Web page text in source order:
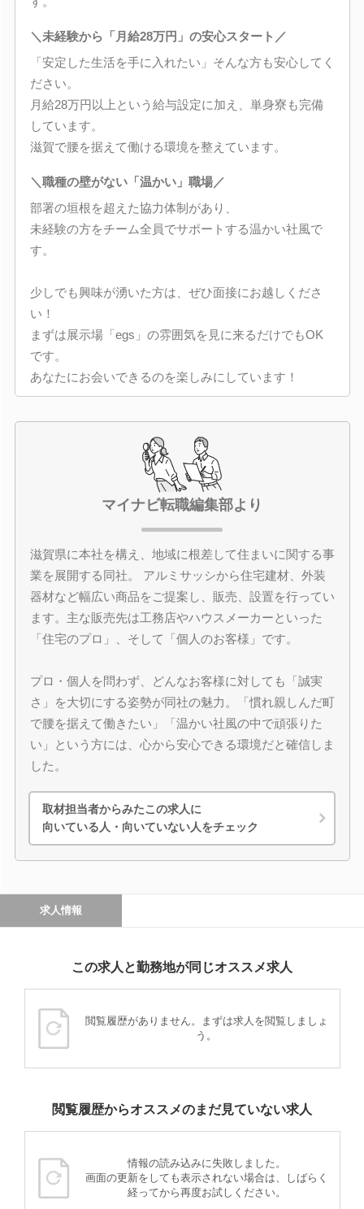
＼未経験から「月給28万円」の安心スタート／
「安定した生活を手に入れたい」そんな方も安心してく
ださい。
月給28万円以上という給与設定に加え、単身寮も完備
しています。
滋賀で腰を据えて働ける環境を整えています。
＼職種の壁がない「温かい」職場／
部署の垣根を超えた協力体制があり、
未経験の方をチーム全員でサポートする温かい社風で
す。
少しでも興味が湧いた方は、ぜひ面接にお越しくださ
い！
まずは展示場「egs」の雰囲気を見に来るだけでもOK
です。
あなたにお会いできるのを楽しみにしています！
マイナビ転職編集部より
滋賀県に本社を構え、地域に根差して住まいに関する事
業を展開する同社。 アルミサッシから住宅建材、外装
器材など幅広い商品をご提案し、販売、設置を行ってい
ます。主な販売先は工務店やハウスメーカーといった
「住宅のプロ」、そして「個人のお客様」です。
プロ・個人を問わず、どんなお客様に対しても「誠実
さ」を大切にする姿勢が同社の魅力。「慣れ親しんだ町
で腰を据えて働きたい」「温かい社風の中で頑張りた
い」という方には、心から安心できる環境だと確信しま
した。
取材担当者からみたこの求人に
向いている人・向いていない人をチェック
求人情報
この求人と勤務地が同じオススメ求人
閲覧履歴がありません。まずは求人を閲覧しましょ
う。
閲覧履歴からオススメのまだ見ていない求人
情報の読み込みに失敗しました。
画面の更新をしても表示されない場合は、しばらく
経ってから再度お試しください。